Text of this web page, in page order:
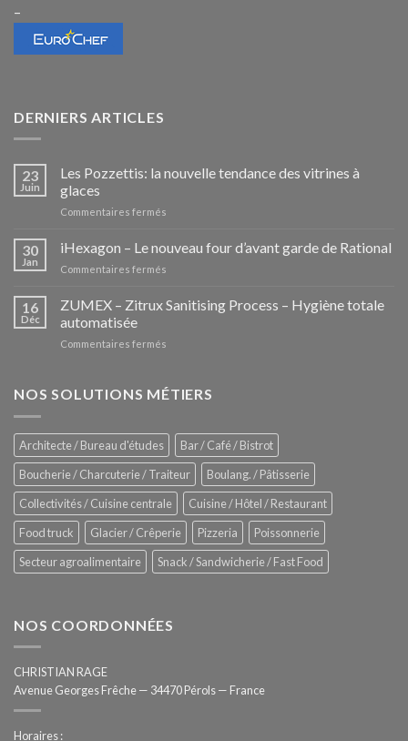
–
DERNIERS ARTICLES
23
Juin
Les Pozzettis: la nouvelle tendance des vitrines à
glaces
Commentaires fermés
Pozzettis:
la
des
30
Jan
iHexagon – Le nouveau four d’avant garde de Rational
Commentaires fermés
–
Le
de
16
Déc
ZUMEX – Zitrux Sanitising Process – Hygiène totale
automatisée
Commentaires fermés
Zitrux
–
Hygiène
totale
automatisée
NOS SOLUTIONS MÉTIERS
Architecte / Bureau d'études
Bar / Café / Bistrot
Boucherie / Charcuterie / Traiteur
Boulang. / Pâtisserie
Collectivités / Cuisine centrale
Cuisine / Hôtel / Restaurant
Food truck
Glacier / Crêperie Pizzeria
Poissonnerie
Secteur agroalimentaire
Snack / Sandwicherie / Fast Food
NOS COORDONNÉES
CHRISTIAN RAGE
Avenue Georges Frêche — 34470 Pérols — France
Horaires :